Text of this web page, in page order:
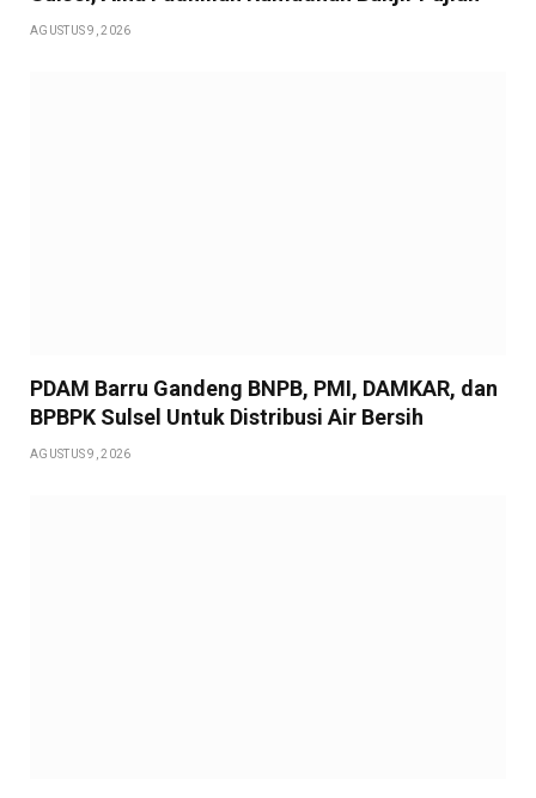
AGUSTUS 9, 2026
PDAM Barru Gandeng BNPB, PMI, DAMKAR, dan
BPBPK Sulsel Untuk Distribusi Air Bersih
AGUSTUS 9, 2026